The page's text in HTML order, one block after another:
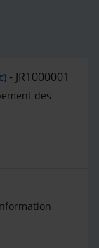
JR1000001
des